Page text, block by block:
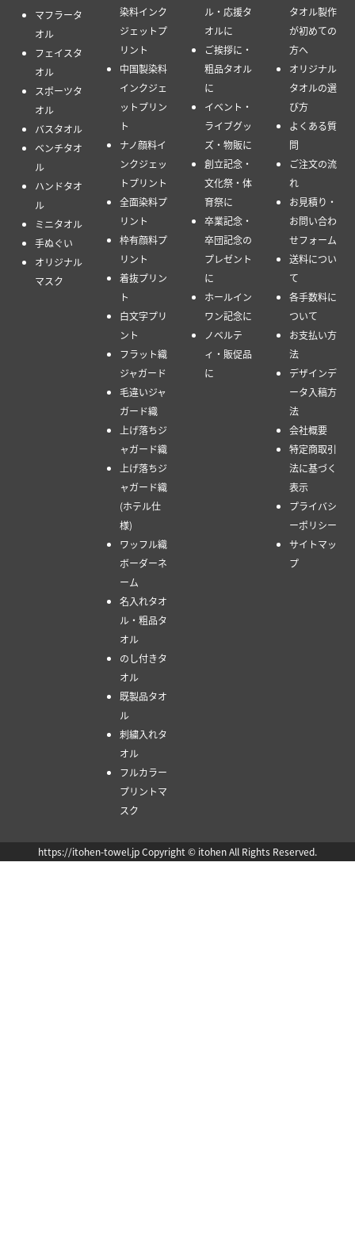
マフラータ
オル
フェイスタ
オル
スポーツタ
オル
バスタオル
ベンチタオ
ル
ハンドタオ
ル
ミニタオル
手ぬぐい
オリジナル
マスク
染料インク
ジェットプ
リント
中国製染料
インクジェ
ットプリン
ト
ナノ顔料イ
ンクジェッ
トプリント
全面染料プ
リント
枠有顔料プ
リント
着抜プリン
ト
白文字プリ
ント
フラット織
ジャガード
毛違いジャ
ガード織
上げ落ちジ
ャガード織
上げ落ちジ
ャガード織
(ホテル仕
様)
ワッフル織
ボーダーネ
ーム
名入れタオ
ル・粗品タ
オル
のし付きタ
オル
既製品タオ
ル
刺繍入れタ
オル
フルカラー
プリントマ
スク
ル・応援タ
オルに
ご挨拶に・
粗品タオル
に
イベント・
ライブグッ
ズ・物販に
創立記念・
文化祭・体
育祭に
卒業記念・
卒団記念の
プレゼント
に
ホールイン
ワン記念に
ノベルテ
ィ・販促品
に
タオル製作
が初めての
方へ
オリジナル
タオルの選
び方
よくある質
問
ご注文の流
れ
お見積り・
お問い合わ
せフォーム
送料につい
て
各手数料に
ついて
お支払い方
法
デザインデ
ータ入稿方
法
会社概要
特定商取引
法に基づく
表示
プライバシ
ーポリシー
サイトマッ
プ
https://itohen-towel.jp Copyright © itohen All Rights Reserved.